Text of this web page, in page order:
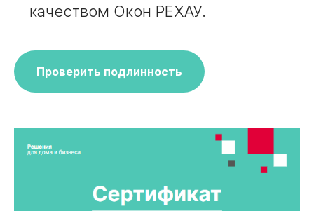
качеством Окон РЕХАУ.
Проверить подлинность